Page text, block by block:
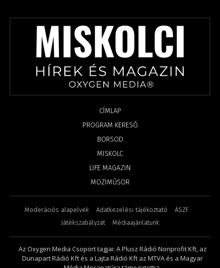
CÍMLAP
PROGRAM KERESŐ
BORSOD
MISKOLC
LIFE MAGAZIN
MOZIMŰSOR
Moderációs alapelvek Adatkezelési tájékoztató
ÁSZF
Játékszabályzat
Médiaajánlatunk
Az Oxygen Media Csoport tagjai: A Plusz Rádió Nonprofit Kft, az
Dunapart Rádió Kft és a Lajta Rádió Kft az MTVA és a Magyar